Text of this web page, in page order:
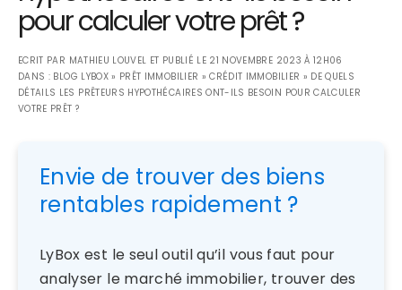
pour calculer votre prêt ?
ECRIT PAR MATHIEU LOUVEL ET PUBLIÉ LE 21 NOVEMBRE 2023 À 12H06
DANS : BLOG LYBOX» PRÊT IMMOBILIER »CRÉDIT IMMOBILIER » DE QUELS
DÉTAILS LES PRÊTEURS HYPOTHÉCAIRES ONT-ILS BESOIN POUR CALCULER
VOTRE PRÊT ?
Envie de trouver des biens
rentables rapidement ?
LyBox est le seul outil qu’il vous faut pour
analyser le marché immobilier, trouver des